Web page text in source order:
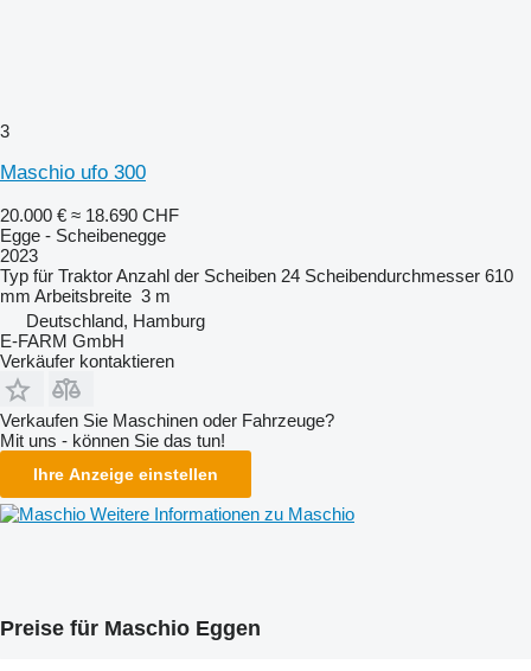
3
Maschio ufo 300
20.000 € ≈ 18.690 CHF
Egge - Scheibenegge
2023
Typ für TraktorAnzahl der Scheiben 24 Scheibendurchmesser 610
mm Arbeitsbreite 3 m
Deutschland, Hamburg
E-FARM GmbH
Verkäufer kontaktieren
Verkaufen Sie Maschinen oder Fahrzeuge?
Mit uns - können Sie das tun!
Ihre Anzeige einstellen
Weitere Informationen zu Maschio
Preise für Maschio Eggen